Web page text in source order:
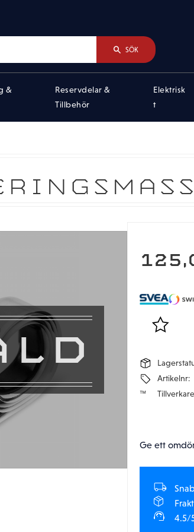
SÖK
&
Reservdelar &
Tillbehör
Elektrisk
t
Lägg till i
Artikelnr
Tillverkare
Ge ett
4.5/